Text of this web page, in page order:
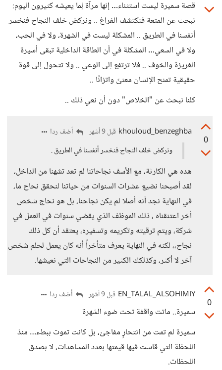
قصة سميرة ليست استثناء… إنها مرآة لِما يعيشه كثيرون اليوم:
نبحث عن المتعة فنكتشف الفراغ .. ونركض خلف النجاح فنخسر
أنفسنا في الطريق .. المشكلة ليست في الشهرة، ولا في الحب،
ولا في السعي… المشكلة في أن الطاقة الداخلية تبقى أسيرة
الغريزة والخوف .. فلا ترتفع إلى الوعي .. ولا تتحول إلى قوة
حقيقية تمنح الإنسان معنىً واتزانًا ..
كلنا نبحث عن "الخلاص" دون أن نعي ذلك ..
0
khouloud_benzeghba قبل 9 أشهر
أضف ردا
ونركض خلف النجاح فنخسر أنفسنا في الطريق .
هده هي الكارثة، مع الأسف نجاحاتنا لم تعد تشهنا من الداخل،
لقد أصبحنا نضيع عشرات السنوات من حياتنا لنحقق نحاح ما،
في النهاية نجد أنه أصلا لم يكن نجاحنا، بل هو نحاج شخص
أخر اعتنقناه ، ذلك الموظف الذي يقضي سنوات في العمل في
شركة، ويتم ترقيته وتكريمه وتسفيره، يعتقد أن كل ذلك
نجاح،، لكنه في النهاية يعرف متأخراً أنه كان يعمل لحلم شخص
آخر لا أكثر، وكذلكك الكثير من النجاحات التي نعيشها.
0
EN_TALAL_ALSOHIMIY قبل 9 أشهر أضف ردا
سميرة.. ماتت واقفة تحت ضوء الشهرة
سميرة لم تمت من انتحارٍ مفاجئ، بل كانت تموت ببطء… منذ
اللحظة التي قاست فيها قيمتها بعدد المشاهدات، لا بصدق
اللحظات.